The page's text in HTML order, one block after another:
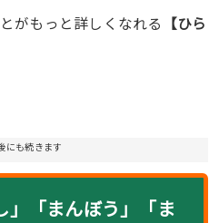
がもっと詳しくなれる 【ひら
にも続きます
」「まんぼう」「ま